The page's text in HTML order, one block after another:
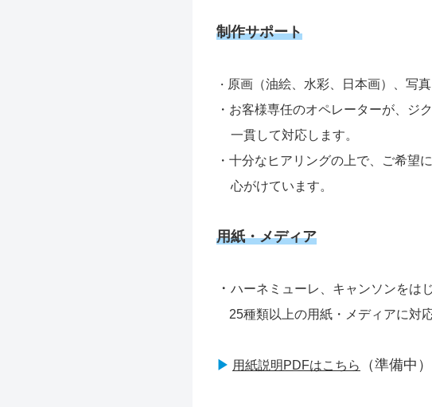
制作サポート
・ 原画（油絵、水彩、日本画）、写
・お客様専任のオペレーターが、ジ
一貫して対応します。
・十分なヒアリングの上で、ご希望
心がけています。
用紙・メディア
・ ハーネミューレ、キャンソンをは
25種類以上の用紙・メディアに対応
▶ 用紙説明PDFはこちら （準備中）